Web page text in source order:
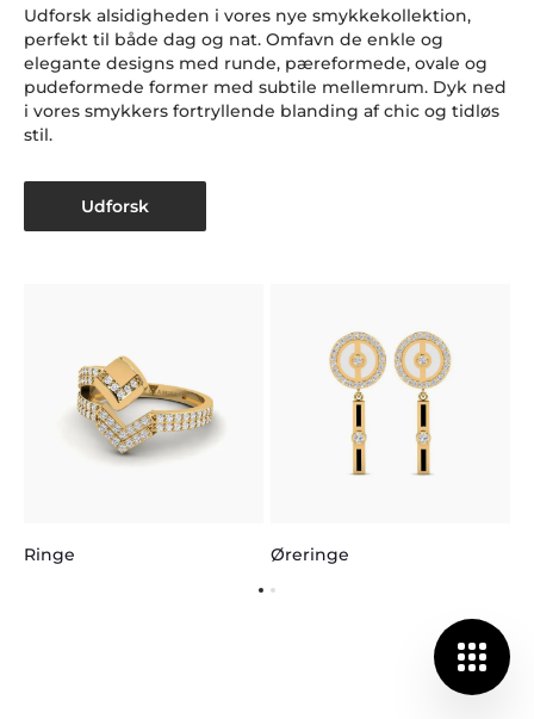
Udforsk alsidigheden i vores nye smykkekollektion,
perfekt til både dag og nat. Omfavn de enkle og
elegante designs med runde, pæreformede, ovale og
pudeformede former med subtile mellemrum. Dyk ned
i vores smykkers fortryllende blanding af chic og tidløs
stil.
Udforsk
Ringe Øreringe